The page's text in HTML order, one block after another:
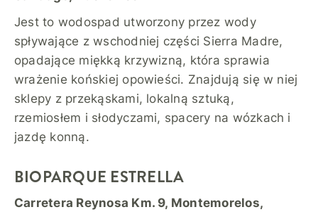
Jest to wodospad utworzony przez wody
spływające z wschodniej części Sierra Madre,
opadające miękką krzywizną, która sprawia
wrażenie końskiej opowieści. Znajdują się w niej
sklepy z przekąskami, lokalną sztuką,
rzemiosłem i słodyczami, spacery na wózkach i
jazdę konną.
BIOPARQUE ESTRELLA
Carretera Reynosa Km. 9, Montemorelos,